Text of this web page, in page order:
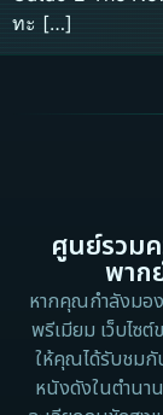
ทะ […]
ศูนย์รวม
พาก
หากคุณกำลังมอ
พรีเมียม เว็บไซ
ให้คุณได้รับชมกั
หนังดังในตำนา